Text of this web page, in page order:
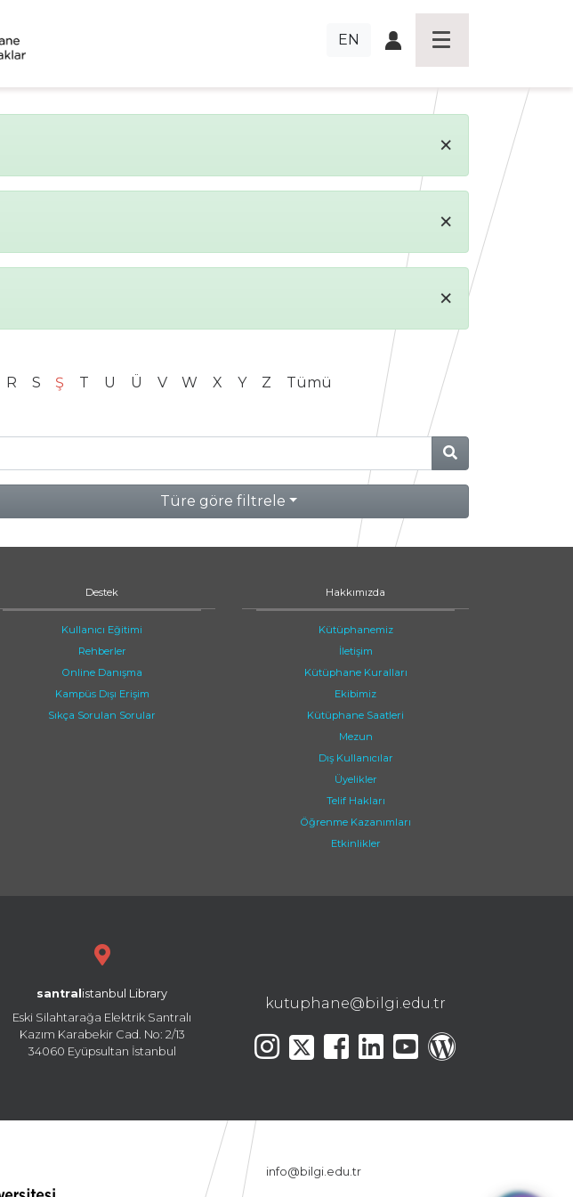
EN
×
×
×
R S Ş T U Ü V W X Y Z Tümü
Türe göre filtrele
Destek
Kullanıcı Eğitimi
Rehberler
Online Danışma
Kampüs Dışı Erişim
Sıkça Sorulan Sorular
Hakkımızda
Kütüphanemiz
İletişim
Kütüphane Kuralları
Ekibimiz
Kütüphane Saatleri
Mezun
Dış Kullanıcılar
Üyelikler
Telif Hakları
Öğrenme Kazanımları
Etkinlikler
santral istanbul Library
Eski Silahtarağa Elektrik Santralı
Kazım Karabekir Cad. No: 2/13
34060 Eyüpsultan İstanbul
kutuphane@bilgi.edu.tr
info@bilgi.edu.tr